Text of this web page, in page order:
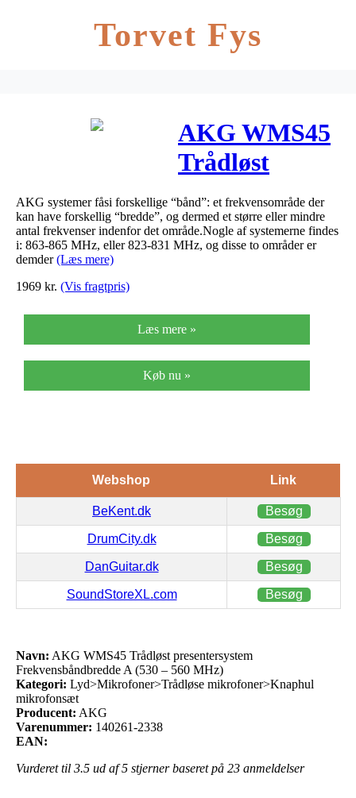
Torvet Fys
AKG WMS45
Trådløst
presentersystem
A (530 – 560
AKG systemer fåsi forskellige “bånd”: et frekvensområde der
kan have forskellig “bredde”, og dermed et større eller mindre
antal frekvenser indenfor det område.Nogle af systemerne findes
i: 863-865 MHz, eller 823-831 MHz, og disse to områder er
demder(Læs mere)
1969 kr. (Vis fragtpris)
Læs mere »
Køb nu »
Webshop Link
BeKent.dk Besøg
DrumCity.dk Besøg
DanGuitar.dk Besøg
SoundStoreXL.com Besøg
Navn: AKG WMS45 Trådløst presentersystem
Frekvensbåndbredde A (530 – 560 MHz)
Kategori: Lyd>Mikrofoner>Trådløse mikrofoner>Knaphul
mikrofonsæt
Producent: AKG
Varenummer: 140261-2338
EAN:
Vurderet til 3.5 ud af 5 stjerner baseret på 23 anmeldelser